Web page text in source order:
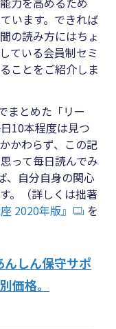
います。できれば
の読み方にはちょ
ている会員制セミ
ことをご紹介しま
まとめた「リー
10本程度は見つ
かわらず、この記
って毎日読んでみ
、自分自身の関心
。（詳しくは拙著
2020年版』
を
しん保守サポ
価格。